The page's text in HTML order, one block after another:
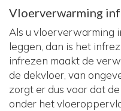
Vloerverwarming
Als u vloerverwarming
leggen, dan is het
infrezen maakt de
de dekvloer, van
zorgt er dus voor dat
onder het